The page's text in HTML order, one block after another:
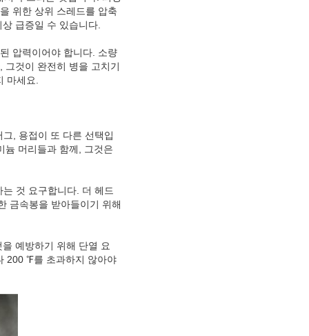
위한 상위 스레드를 압축
급증일 수 있습니다.
압력이어야 합니다. 소량
그것이 완전히 병을 고치기
마세요.
, 용접이 또 다른 선택입
늄 머리들과 함께, 그것은
것 요구합니다. 더 헤드
금속봉을 받아들이기 위해
예방하기 위해 단열 요
200 ℉를 초과하지 않아야